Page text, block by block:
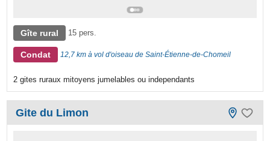
Gîte rural 15 pers.
Condat 12,7 km à vol d'oiseau de Saint-Étienne-de-Chomeil
2 gites ruraux mitoyens jumelables ou independants
Gite du Limon